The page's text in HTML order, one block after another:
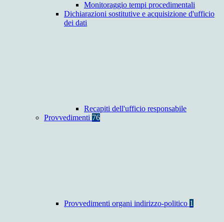
Monitoraggio tempi procedimentali
Dichiarazioni sostitutive e acquisizione d'ufficio
dei dati
Recapiti dell'ufficio responsabile
Provvedimenti 76
Provvedimenti organi indirizzo-politico 1